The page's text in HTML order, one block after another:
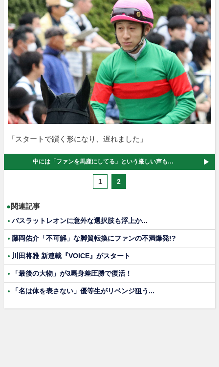
「スタートで躓く形になり、遅れました」
中には「ファンを馬鹿にしてる」という厳しい声も…
1 2
●関連記事
バスラットレオンに意外な選択肢も浮上か...
藤岡佑介「不可解」な脚質転換にファンの不満爆発!?
川田将雅 新連載『VOICE』がスタート
「最後の大物」が3馬身差圧勝で復活！
「名は体を表さない」優等生がリベンジ狙う...